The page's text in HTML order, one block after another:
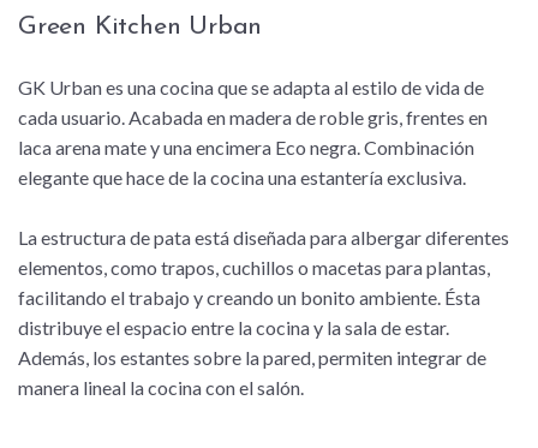
Green Kitchen Urban
GK Urban es una cocina que se adapta al estilo de vida de
cada usuario. Acabada en madera de roble gris, frentes en
laca arena mate y una encimera Eco negra. Combinación
elegante que hace de la cocina una estantería exclusiva.
La estructura de pata está diseñada para albergar diferentes
elementos, como trapos, cuchillos o macetas para plantas,
facilitando el trabajo y creando un bonito ambiente. Ésta
distribuye el espacio entre la cocina y la sala de estar.
Además, los estantes sobre la pared, permiten integrar de
manera lineal la cocina con el salón.